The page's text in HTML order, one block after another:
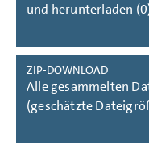
und herunterladen
ZIP-DOWNLOAD
Alle gesammelten
(geschätzte